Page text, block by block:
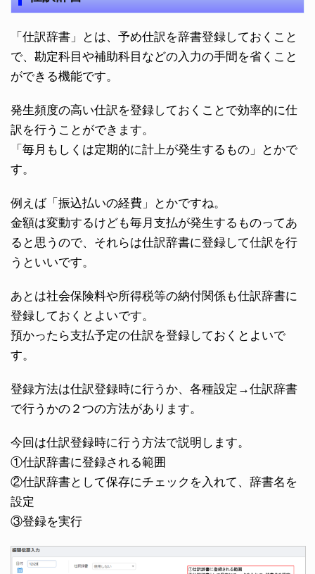
「仕訳辞書」とは、予め仕訳を辞書登録しておくこと
で、勘定科目や補助科目などの入力の手間を省くこと
ができる機能です。
発生頻度の高い仕訳を登録しておくことで効率的に仕
訳を行うことができます。
「毎月もしくは定期的に計上が発生するもの」とかで
す。
例えば「振込払いの経費」とかですね。
金額は変動するけども毎月支払が発生するものってあ
ると思うので、それらは仕訳辞書に登録して仕訳を行
うといいです。
あとは社会保険料や所得税等の納付関係も仕訳辞書に
登録しておくとよいです。
預かったら支払予定の仕訳を登録しておくとよいで
す。
登録方法は仕訳登録時に行うか、各種設定→仕訳辞書
で行うかの２つの方法があります。
今回は仕訳登録時に行う方法で説明します。
①仕訳辞書に登録される範囲
②仕訳辞書として保存にチェックを入れて、辞書名を
設定
③登録を実行